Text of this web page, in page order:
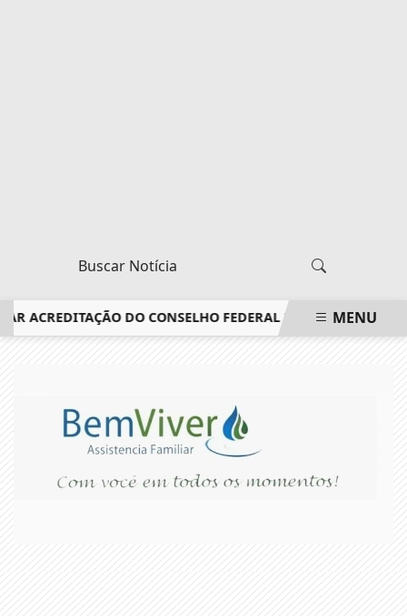
DO CONSELHO FEDERAL DE MEDICINAMENU